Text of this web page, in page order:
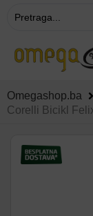
Omegashop.ba
Corelli Bicikl